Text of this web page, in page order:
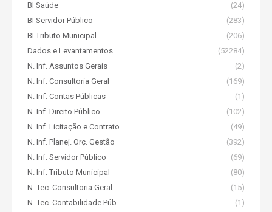
BI Saúde
(24)
BI Servidor Público
(283)
BI Tributo Municipal
(206)
Dados e Levantamentos
(52284)
N. Inf. Assuntos Gerais
(2)
N. Inf. Consultoria Geral
(169)
N. Inf. Contas Públicas
(1)
N. Inf. Direito Público
(102)
N. Inf. Licitação e Contrato
(49)
N. Inf. Planej. Orç. Gestão
(392)
N. Inf. Servidor Público
(69)
N. Inf. Tributo Municipal
(80)
N. Tec. Consultoria Geral
(15)
N. Tec. Contabilidade Púb.
(1)